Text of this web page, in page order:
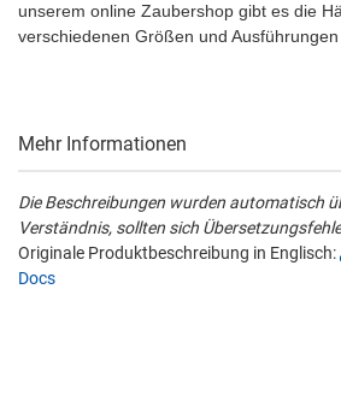
unserem online Zaubershop gibt es die
verschiedenen Größen und Ausführungen
Mehr Informationen
Die Beschreibungen wurden automatisch
Verständnis, sollten sich
Originale Produktbeschreibung in Englisch:
Docs